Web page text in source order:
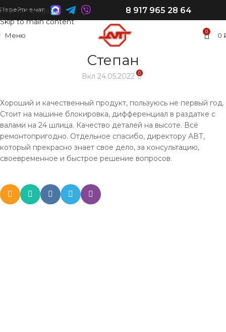
Skip to navigation
Skip to main content
Перейти в чат: 8 917 965 28 64
Меню 0 0
Степан
Вкл 24.05.2022 0
Хороший и качественный продукт, пользуюсь не первый год.
Стоит на машине блокировка, дифференциал в раздатке с
валами на 24 шлица. Качество деталей на высоте. Всё
ремонтопригодно. Отдельное спасибо, директору АВТ,
который прекрасно знает свое дело, за консультацию,
своевременное и быстрое решение вопросов.